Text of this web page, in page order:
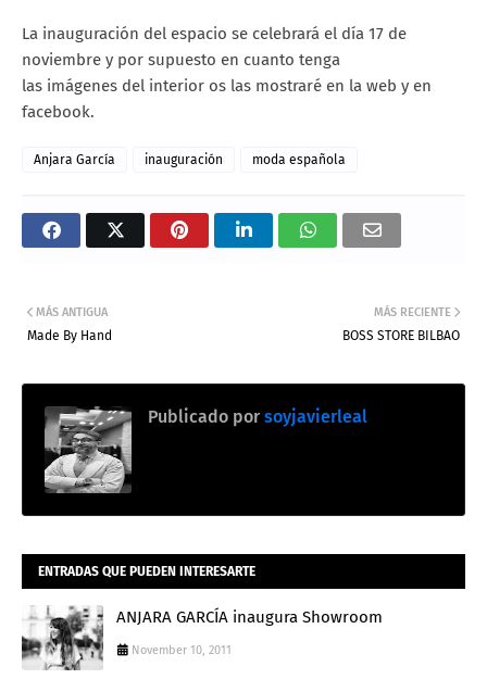
La inauguración del espacio se celebrará el día 17 de
noviembre y por supuesto en cuanto tenga
las imágenes del interior os las mostraré en la web y en
facebook.
Anjara García inauguración moda española
MÁS RECIENTE
BOSS STORE BILBAO
MÁS ANTIGUA
Made By Hand
Publicado por soyjavierleal
ENTRADAS QUE PUEDEN INTERESARTE
ANJARA GARCÍA inaugura Showroom
November 10, 2011